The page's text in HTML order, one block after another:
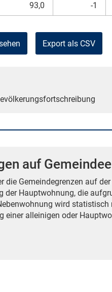
93,0 -1
Export als CSV
auf
Gemeindegrenzen auf der
der Hauptwohnung, die
wird
einer alleinigen oder